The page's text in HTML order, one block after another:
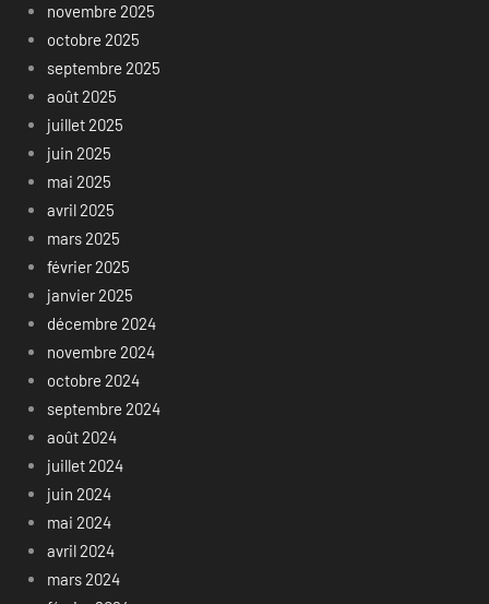
novembre 2025
octobre 2025
septembre 2025
août 2025
juillet 2025
juin 2025
mai 2025
avril 2025
mars 2025
février 2025
janvier 2025
décembre 2024
novembre 2024
octobre 2024
septembre 2024
août 2024
juillet 2024
juin 2024
mai 2024
avril 2024
mars 2024